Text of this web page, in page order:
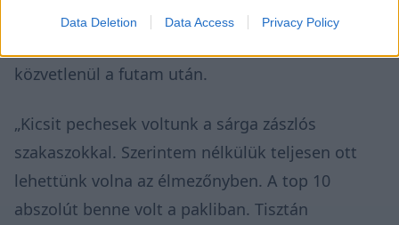
Data Deletion Data Access Privacy Policy
eseménynek, teljesen le vagyok nyűgözve” –
közvetlenül a futam után.
„Kicsit pechesek voltunk a sárga zászlós
szakaszokkal. Szerintem nélkülük teljesen ott
lehettünk volna az élmezőnyben. A top 10
abszolút benne volt a pakliban. Tisztán